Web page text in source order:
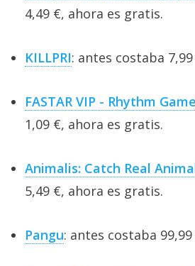
4,49 €, ahora es gratis.
KILLPRI: antes costaba
FASTAR VIP - Rhythm Game
1,09 €, ahora es gratis.
Animalis: Catch Real
5,49 €, ahora es gratis.
Pangu: antes costaba